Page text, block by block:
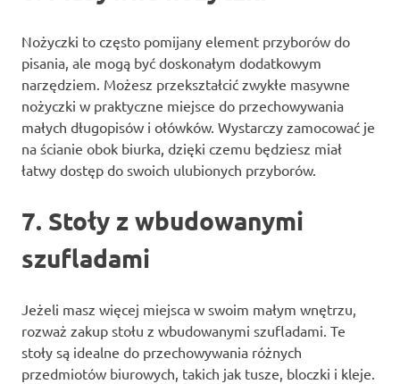
Nożyczki to często pomijany element przyborów do
pisania, ale mogą być doskonałym dodatkowym
narzędziem. Możesz przekształcić zwykłe masywne
nożyczki w praktyczne miejsce do przechowywania
małych długopisów i ołówków. Wystarczy zamocować je
na ścianie obok biurka, dzięki czemu będziesz miał
łatwy dostęp do swoich ulubionych przyborów.
7. Stoły z wbudowanymi
szufladami
Jeżeli masz więcej miejsca w swoim małym wnętrzu,
rozważ zakup stołu z wbudowanymi szufladami. Te
stoły są idealne do przechowywania różnych
przedmiotów biurowych, takich jak tusze, bloczki i kleje.